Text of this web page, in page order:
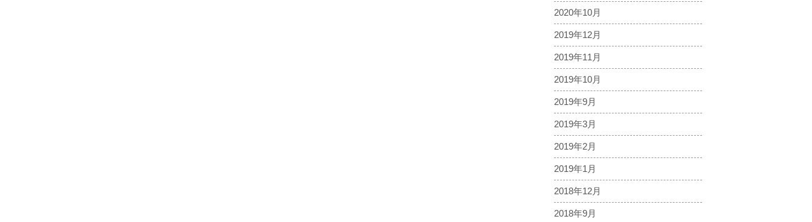
2020年10月
2019年12月
2019年11月
2019年10月
2019年9月
2019年3月
2019年2月
2019年1月
2018年12月
2018年9月